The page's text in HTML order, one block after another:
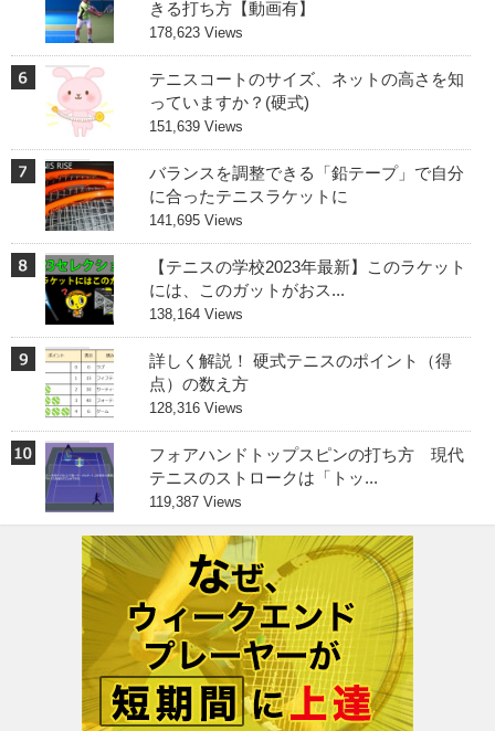
きる打ち方【動画有】
178,623 Views
テニスコートのサイズ、ネットの高さを知
っていますか？(硬式)
151,639 Views
バランスを調整できる「鉛テープ」で自分
に合ったテニスラケットに
141,695 Views
【テニスの学校2023年最新】このラケット
には、このガットがおス...
138,164 Views
詳しく解説！ 硬式テニスのポイント（得
点）の数え方
128,316 Views
フォアハンドトップスピンの打ち方 現代
テニスのストロークは「トッ...
119,387 Views